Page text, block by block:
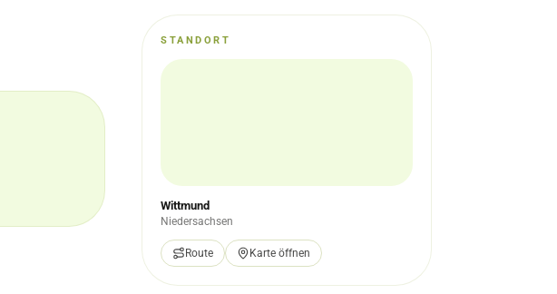
STANDORT
Wittmund
Niedersachsen
Route Karte öffnen